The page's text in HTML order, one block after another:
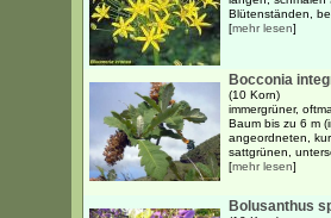
Blütenständen,
[mehr lesen]
Bocconia
(10 Korn)
immergrüner,
Baum bis zu 6 m
angeordneten,
sattgrünen,
[mehr lesen]
Bolusanthus